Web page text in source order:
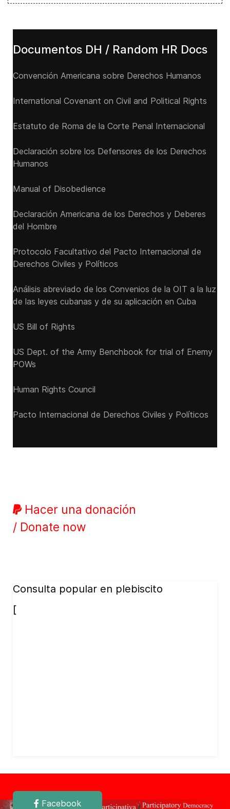
Documentos DH / Random HR Docs
Convención Americana sobre Derechos Humanos
International Covenant on Civil and Political Rights
Estatuto de Roma de la Corte Penal Internacional
Declaración sobre los Defensores de los Derechos
Humanos
Manual of Disobedience
Declaración Americana de los Derechos y Deberes
del Hombre
Protocolo Facultativo del Pacto Internacional de
Derechos Civiles y Políticos
Análisis abreviado de los Convenios de la OIT a la luz
de las leyes cubanas y de su aplicación en Cuba
US Bill of Rights
US Dept. of the Army Benchbook for trial of Enemy
POWs
Human Rights Council
Pacto Internacional de Derechos Civiles y Políticos
Hacer una donación
/ Donate now
Consulta popular en plebiscito
[
Facebook